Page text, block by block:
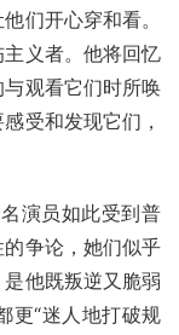
们开心穿和看。
义者。他将回忆
观看它们时所唤
受和发现它们，
演员如此受到普
争论，她们似乎
他既叛逆又脆弱
更“迷人地打破规